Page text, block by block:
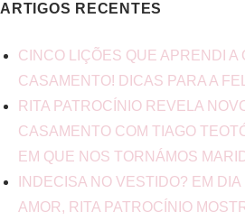
ARTIGOS RECENTES
CINCO LIÇÕES QUE APRENDI A
CASAMENTO! DICAS PARA A
RITA PATROCÍNIO REVELA
CASAMENTO COM TIAGO
EM QUE NOS TORNÁMOS
INDECISA NO VESTIDO? EM
AMOR, RITA PATROCÍNIO